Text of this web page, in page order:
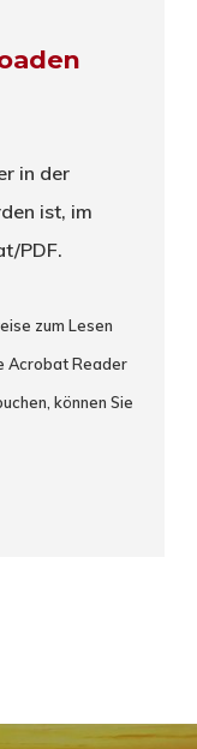
in der
ist, im
PDF.
zum Lesen
Acrobat Reader
können Sie